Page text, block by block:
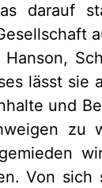
darauf
lässt sie
und
zu
Von